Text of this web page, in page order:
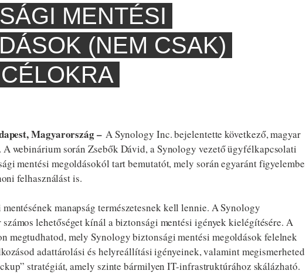
MENTÉSI
(NEM CSAK)
Magyarország –A Synology Inc. bejelentette következő, magyar
webinárium során Zsebők Dávid, a Synology vezető ügyfélkapcsolati
mentési megoldásokól tart bemutatót, mely során egyaránt figyelembe
felhasználást is.
manapság természetesnek kell lennie. A Synology
lehetőséget kínál a biztonsági mentési igények kielégítésére. A
megtudhatod, mely Synology biztonsági mentési megoldások felelnek
adattárolási és helyreállítási igényeinek, valamint megismerheted
stratégiát, amely szinte bármilyen IT-infrastruktúrához skálázható.